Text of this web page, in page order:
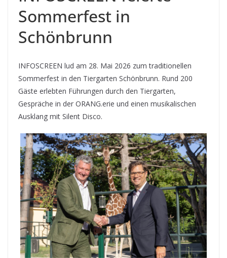
Sommerfest in
Schönbrunn
INFOSCREEN lud am 28. Mai 2026 zum traditionellen
Sommerfest in den Tiergarten Schönbrunn. Rund 200
Gäste erlebten Führungen durch den Tiergarten,
Gespräche in der ORANG.erie und einen musikalischen
Ausklang mit Silent Disco.